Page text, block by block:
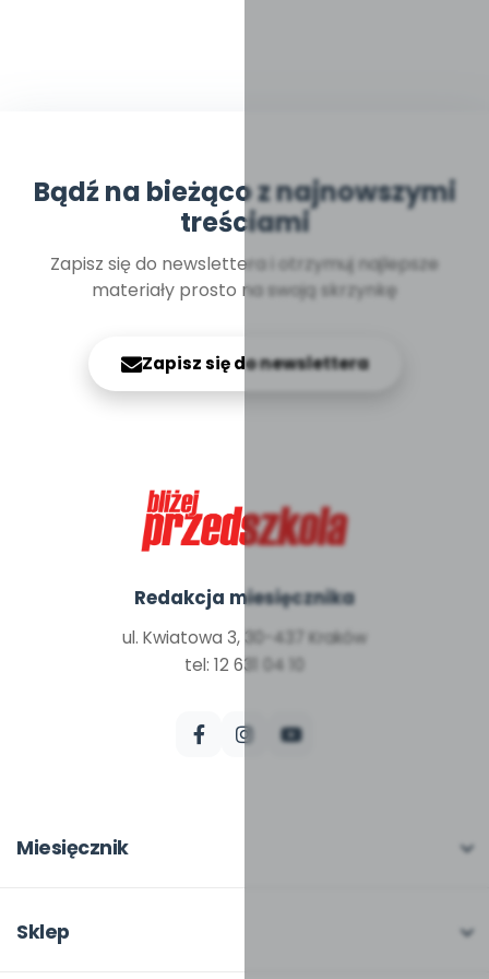
Bądź na bieżąco z najnowszymi
treściami
Zapisz się do newslettera i otrzymuj najlepsze
materiały prosto na swoją skrzynkę
Zapisz się do newslettera
Redakcja miesięcznika
ul. Kwiatowa 3, 30-437 Kraków
tel: 12 631 04 10
Miesięcznik
W numerze
Sklep